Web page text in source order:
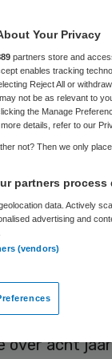
Laura van Elst
van het plan
de
“Omdat
Almere
Babette
andere
en een
over acht
Your Privacy
partners store and
enables tracking
Reject All or
not be as relevant to
the Manage
details, refer to our
not? Then we only
partners
data. Actively
advertising and
(vendors)